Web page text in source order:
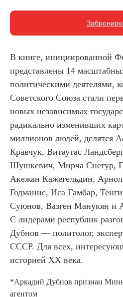
В книге, инициированной
представлены 14
политическими деятелями,
Советского Союза стали
новых независимых
радикально изменивших
миллионов людей, делятся
Кравчук, Витаутас
Шушкевич, Мирча Снегур,
Акежан Кажегельдин,
Годманис, Иса Гамбар,
Суюнов, Вазген Манукян и
С лидерами республик
Дубнов — политолог,
СССР. Для всех,
историей ХХ века.
*Аркадий Дубнов признан
агентом